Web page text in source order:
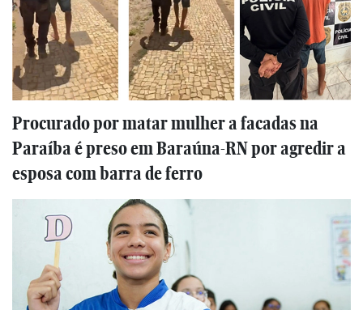
Procurado por matar mulher a facadas na
Paraíba é preso em Baraúna-RN por agredir a
esposa com barra de ferro